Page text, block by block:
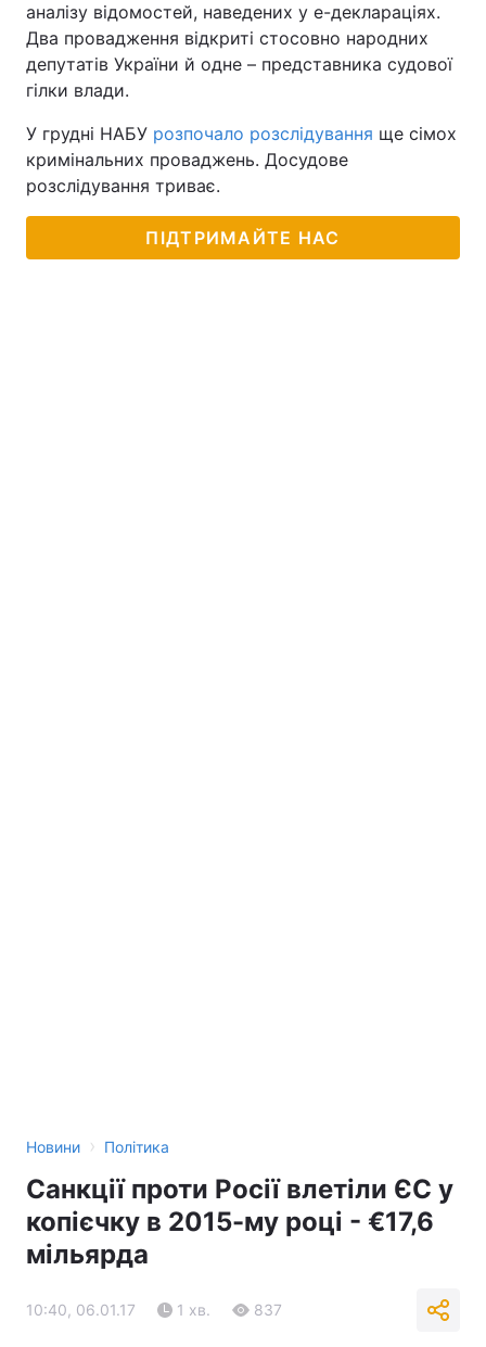
аналізу відомостей, наведених у е-деклараціях.
Два провадження відкриті стосовно народних
депутатів України й одне – представника судової
гілки влади.
У грудні НАБУ розпочало розслідування ще сімох
кримінальних проваджень. Досудове
розслідування триває.
ПІДТРИМАЙТЕ НАС
Новини › Політика
Санкції проти Росії влетіли ЄС у
копієчку в 2015-му році - €17,6
мільярда
10:40, 06.01.17 1 хв. 837